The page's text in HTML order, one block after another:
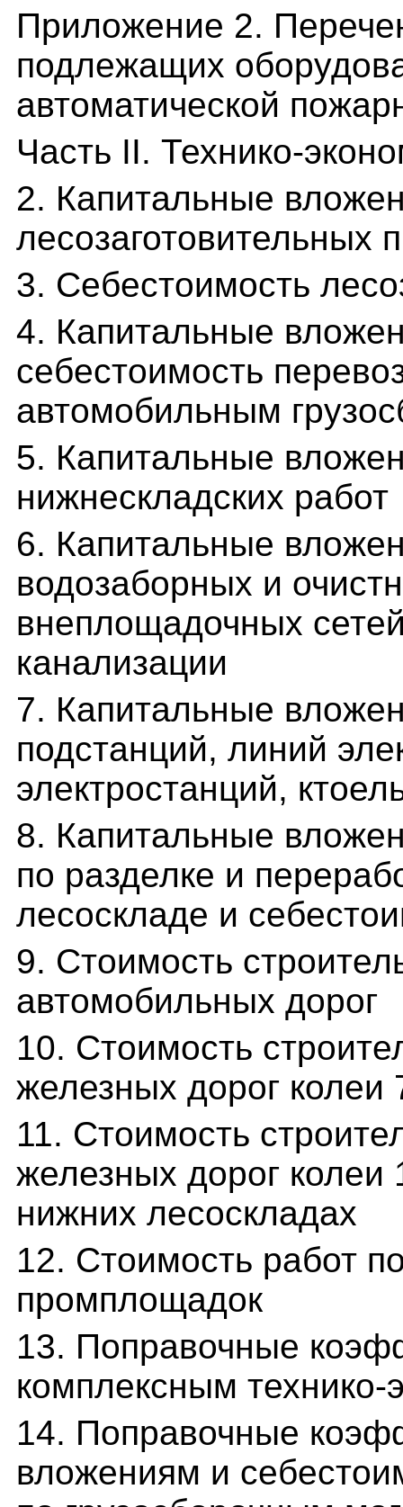
Приложение 2.
подлежащих
автоматической
Часть II. Технико-
2. Капитальные
лесозаготовительных
3. Себестоимость
4. Капитальные
себестоимость
автомобильным
5. Капитальные
нижнескладских работ
6. Капитальные
водозаборных и
внеплощадочных
канализации
7. Капитальные
подстанций, линий
электростанций,
8. Капитальные
по разделке и
лесоскладе и
9. Стоимость
автомобильных дорог
10. Стоимость
железных дорог колеи
11. Стоимость
железных дорог
нижних лесоскладах
12. Стоимость работ
промплощадок
13. Поправочные
комплексным технико-
14. Поправочные
вложениям и